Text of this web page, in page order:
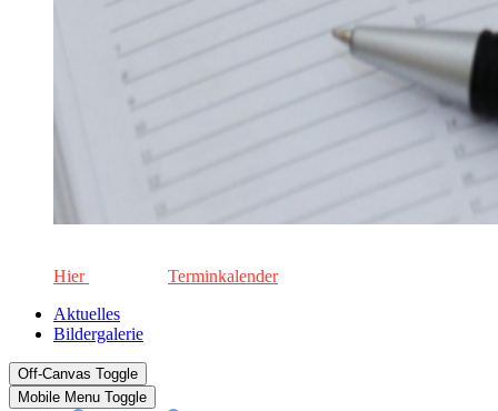
Hier
Terminkalender
Aktuelles
Bildergalerie
Off-Canvas Toggle
Mobile Menu Toggle